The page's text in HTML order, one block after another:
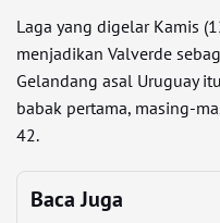
Laga yang digelar Kamis
menjadikan Valverde
Gelandang asal Uruguay
babak pertama, masing-
42.
Baca Juga